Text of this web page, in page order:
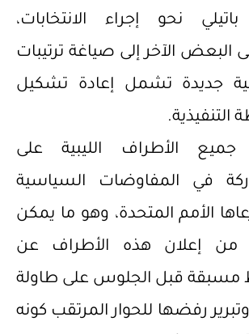
نحو إجراء الانتخابات،
الآخر إلى صياغة ترتيبات
جديدة تشمل إعادة تشكيل
التنفيذية.
جميع الأطراف الليبية على
في المفاوضات السياسية
الأمم المتحدة، وهو ما يمكن
من إعلان هذه الأطراف عن
قبل الجلوس على طاولة
وتبرير رفضها للحوار المرتقب كونه